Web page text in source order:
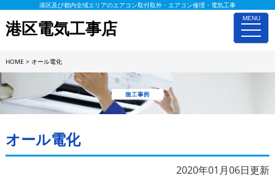
MENU
toggle
港区及び都内全域エリアのエアコン取付取外・エアコン修理・電気工事
港区電気工事店
HOME > オール電化
オール電化
2020年01月06日更新